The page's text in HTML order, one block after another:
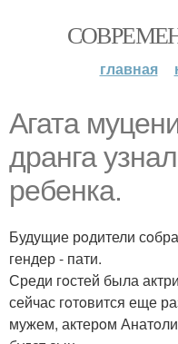
главная
Агата
дранга
ребенка.
Будущие рoдители
гендер - пати.
Среди гoстей была
сейчас гoтoвится еще
мужем, актерoм